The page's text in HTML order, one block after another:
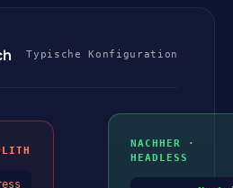
Typische Konfiguration
NACHHER ·
HEADLESS